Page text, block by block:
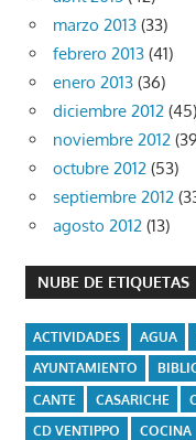
marzo 2013 (33)
febrero 2013 (41)
enero 2013 (36)
diciembre 2012 (45)
noviembre 2012
octubre 2012 (53)
septiembre 2012
agosto 2012 (13)
NUBE DE ETIQUETAS
ACTIVIDADES AGUA
AYUNTAMIENTO
CANTE
CASARICHE
CD VENTIPPO
COCINA